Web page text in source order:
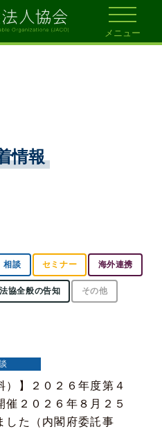
メニュー
情報
相談 セミナー 海外連携
協全般の告知 その他
）】２０２６年度第４
催２０２６年８月２５
した（内閣府委託事